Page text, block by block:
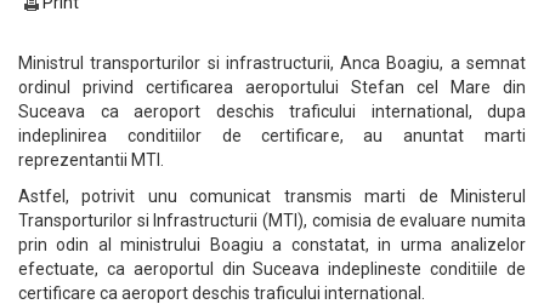
Ministrul transporturilor si infrastructurii, Anca Boagiu, a semnat
ordinul privind certificarea aeroportului Stefan cel Mare din
Suceava ca aeroport deschis traficului international, dupa
indeplinirea conditiilor de certificare, au anuntat marti
reprezentantii MTI.
Astfel, potrivit unu comunicat transmis marti de Ministerul
Transporturilor si Infrastructurii (MTI), comisia de evaluare numita
prin odin al ministrului Boagiu a constatat, in urma analizelor
efectuate, ca aeroportul din Suceava indeplineste conditiile de
certificare ca aeroport deschis traficului international.